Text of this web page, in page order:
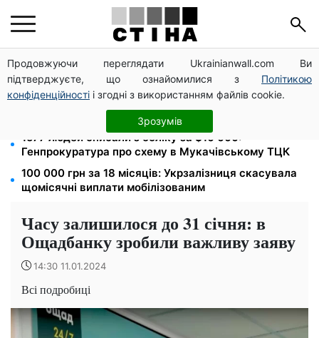
Продовжуючи переглядати Ukrainianwall.com Ви
підтверджуєте, що ознайомилися з Політикою
конфіденційності і згодні з використанням файлів cookie.
Зрозумів
172 940 грн захистять житло від арешту за
комуналку: з жовтня поріг — 432 тисячі
8 451 грн замість пакунка малюка: Пенсійний фонд
пояснив, як отримати гроші
1577 людей списали з обліку за $10 000:
Генпрокуратура про схему в Мукачівському ТЦК
100 000 грн за 18 місяців: Укрзалізниця скасувала
щомісячні виплати мобілізованим
Часу залишилося до 31 січня: в
Ощадбанку зробили важливу заяву
14:30 11.01.2024
Всі подробиці